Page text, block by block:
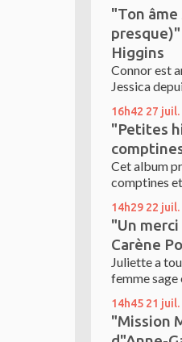
"Ton âme
Higgins
Connor est
Jessica
16h42 27 juil.
"Petites
Cet album
comptines et
14h29 22 juil.
"Un
Carène
Juliette a
femme sage
14h45 21 juil.
"Mission